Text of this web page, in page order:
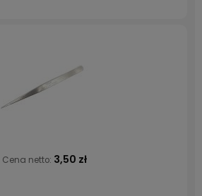
Cena netto: 3,50 zł